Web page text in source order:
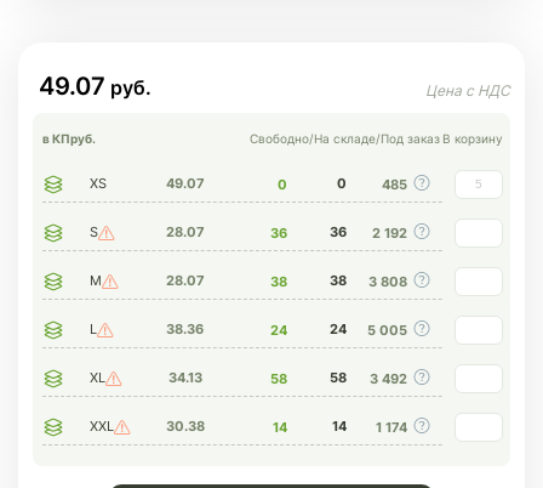
49.07
в КПруб. Свободно/На складе/Под заказ В корзину
XS 49.07 0 0 485
S 28.07 36 36 2 192
M 28.07 38 38 3 808
L 38.36 24 24 5 005
XL 34.13 58 58 3 492
XXL 30.38 14 14 1 174